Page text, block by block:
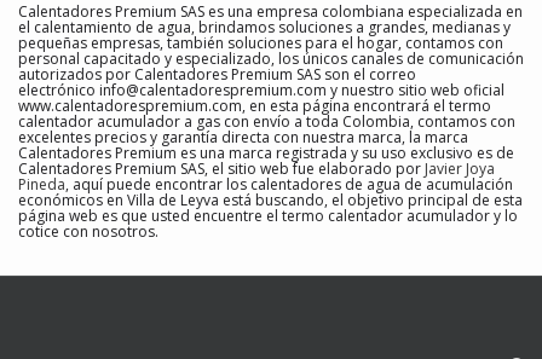
Calentadores Premium SAS es una empresa colombiana especializada en
el calentamiento de agua, brindamos soluciones a grandes, medianas y
pequeñas empresas, también soluciones para el hogar, contamos con
personal capacitado y especializado, los únicos canales de comunicación
autorizados por Calentadores Premium SAS son el correo
electrónico info@calentadorespremium.com y nuestro sitio web oficial
www.calentadorespremium.com, en esta página encontrará el termo
calentador acumulador a gas con envío a toda Colombia, contamos con
excelentes precios y garantía directa con nuestra marca, la marca
Calentadores Premium es una marca registrada y su uso exclusivo es de
Calentadores Premium SAS, el sitio web fue elaborado por Javier Joya
Pineda, aquí puede encontrar los calentadores de agua de acumulación
económicos en Villa de Leyva está buscando, el objetivo principal de esta
página web es que usted encuentre el termo calentador acumulador y lo
cotice con nosotros.